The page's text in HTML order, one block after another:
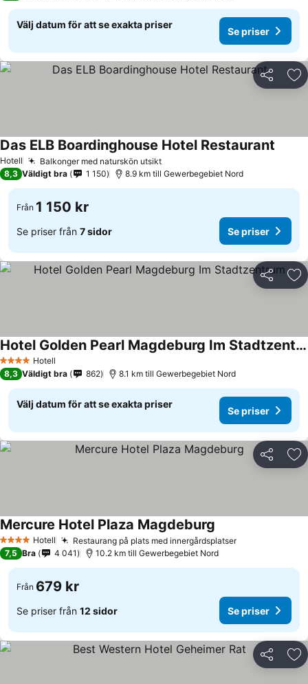
Välj datum för att se exakta priser
Se priser
Dela
Hotell Balkonger med naturskön utsikt
Das ELB Boardinghouse Hotel Restaurant
8,3 Väldigt bra 1 150 8.9 km till Gewerbegebiet Nord
Från 1 150 kr
Se priser från 7 sidor Se priser
Dela
4 StjärnorHotell
Hotel Golden Pearl Magdeburg Im Stadtzentrum
8,3 Väldigt bra 862 8.1 km till Gewerbegebiet Nord
Välj datum för att se exakta priser
Se priser
Dela
4 StjärnorHotell Restaurang på plats med innergårdsplatser
Mercure Hotel Plaza Magdeburg
7,5 Bra 4 041 10.2 km till Gewerbegebiet Nord
Från 679 kr
Se priser från 12 sidor Se priser
Dela